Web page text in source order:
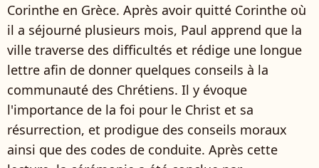
Corinthe en Grèce. Après avoir quitté Corinthe où
il a séjourné plusieurs mois, Paul apprend que la
ville traverse des difficultés et rédige une longue
lettre afin de donner quelques conseils à la
communauté des Chrétiens. Il y évoque
l'importance de la foi pour le Christ et sa
résurrection, et prodigue des conseils moraux
ainsi que des codes de conduite. Après cette